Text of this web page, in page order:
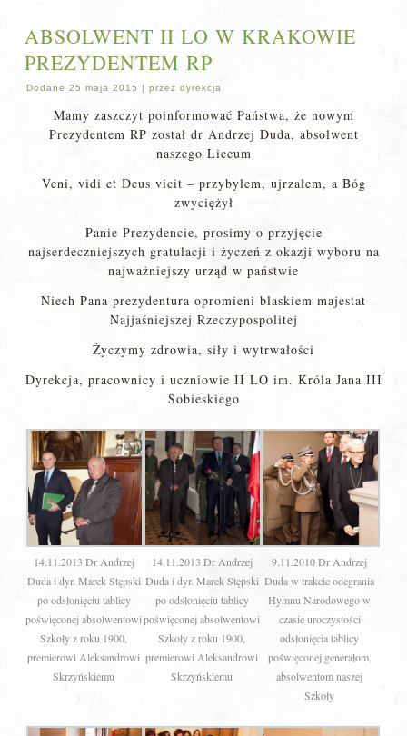
ABSOLWENT II LO W KRAKOWIE
PREZYDENTEM RP
Dodane 25 maja 2015 |przez dyrekcja
Mamy zaszczyt poinformować Państwa, że nowym
Prezydentem RP został dr Andrzej Duda, absolwent
naszego Liceum
Veni, vidi et Deus vicit – przybyłem, ujrzałem, a Bóg
zwyciężył
Panie Prezydencie, prosimy o przyjęcie
najserdeczniejszych gratulacji i życzeń z okazji wyboru na
najważniejszy urząd w państwie
Niech Pana prezydentura opromieni blaskiem majestat
Najjaśniejszej Rzeczypospolitej
Życzymy zdrowia, siły i wytrwałości
Dyrekcja, pracownicy i uczniowie II LO im. Króla Jana III
Sobieskiego
14.11.2013 Dr Andrzej
Duda i dyr. Marek Stępski
po odsłonięciu tablicy
poświęconej absolwentowi
Szkoły z roku 1900,
premierowi Aleksandrowi
Skrzyńskiemu
14.11.2013 Dr Andrzej
Duda i dyr. Marek Stępski
po odsłonięciu tablicy
poświęconej absolwentowi
Szkoły z roku 1900,
premierowi Aleksandrowi
Skrzyńskiemu
9.11.2010 Dr Andrzej
Duda w trakcie odegrania
Hymnu Narodowego w
czasie uroczystości
odsłonięcia tablicy
poświęconej generałom,
absolwentom naszej
Szkoły